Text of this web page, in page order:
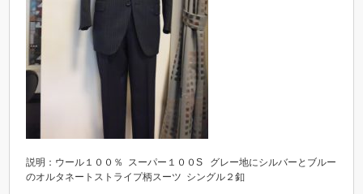
説明：ウール１００％ スーパー１００S グレー地にシルバーとブルー
のオルタネートストライプ柄スーツ シングル２釦